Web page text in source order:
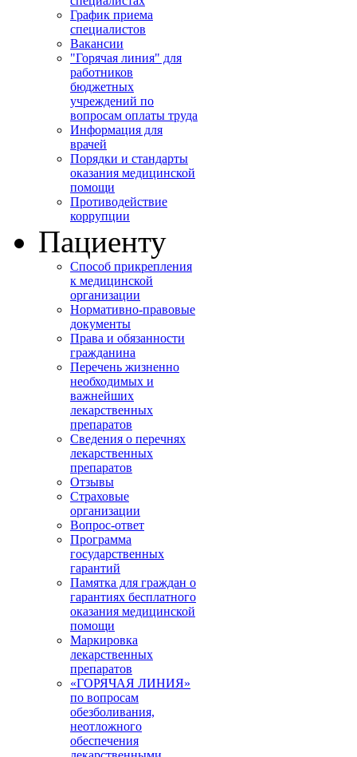
График приема
специалистов
Вакансии
"Горячая линия" для
работников
бюджетных
учреждений по
вопросам оплаты труда
Информация для
врачей
Порядки и стандарты
оказания медицинской
помощи
Противодействие
коррупции
Пациенту
Способ прикрепления
к медицинской
организации
Нормативно-правовые
документы
Права и обязанности
гражданина
Перечень жизненно
необходимых и
важнейших
лекарственных
препаратов
Сведения о перечнях
лекарственных
препаратов
Отзывы
Страховые
организации
Вопрос-ответ
Программа
государственных
гарантий
Памятка для граждан о
гарантиях бесплатного
оказания медицинской
помощи
Маркировка
лекарственных
препаратов
«ГОРЯЧАЯ ЛИНИЯ»
по вопросам
обезболивания,
неотложного
обеспечения